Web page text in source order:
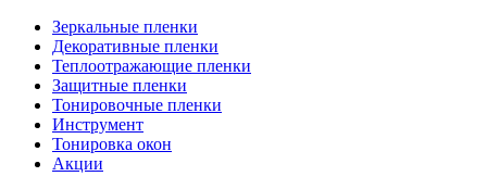
Зеркальные пленки
Декоративные пленки
Теплоотражающие пленки
Защитные пленки
Тонировочные пленки
Инструмент
Тонировка окон
Акции